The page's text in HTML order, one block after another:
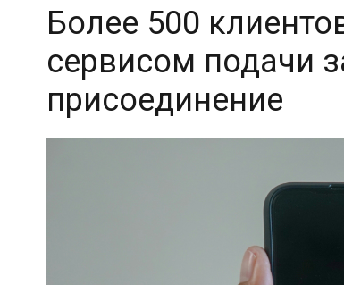
Более 500
сервисом подачи
присоединение